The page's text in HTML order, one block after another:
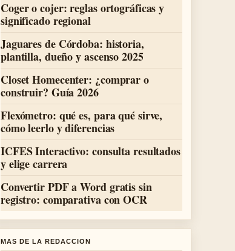
Coger o cojer: reglas ortográficas y
significado regional
Jaguares de Córdoba: historia,
plantilla, dueño y ascenso 2025
Closet Homecenter: ¿comprar o
construir? Guía 2026
Flexómetro: qué es, para qué sirve,
cómo leerlo y diferencias
ICFES Interactivo: consulta resultados
y elige carrera
Convertir PDF a Word gratis sin
registro: comparativa con OCR
MAS DE LA REDACCION